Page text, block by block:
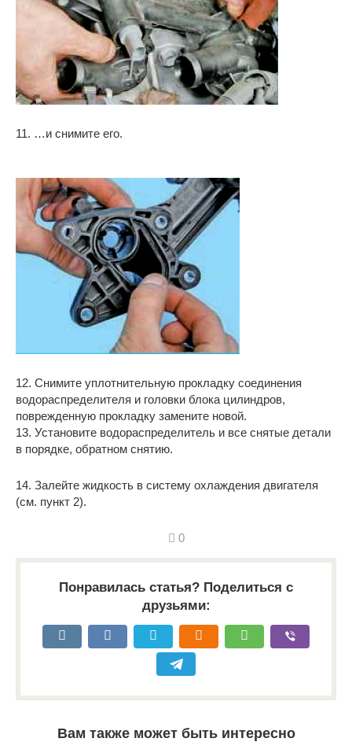
11. …и снимите его.
12. Снимите уплотнительную прокладку соединения
водораспределителя и головки блока цилиндров,
поврежденную прокладку замените новой.
13. Установите водораспределитель и все снятые детали
в порядке, обратном снятию.
14. Залейте жидкость в систему охлаждения двигателя
(см. пункт 2).
0
Понравилась статья? Поделиться с
друзьями:
Вам также может быть интересно